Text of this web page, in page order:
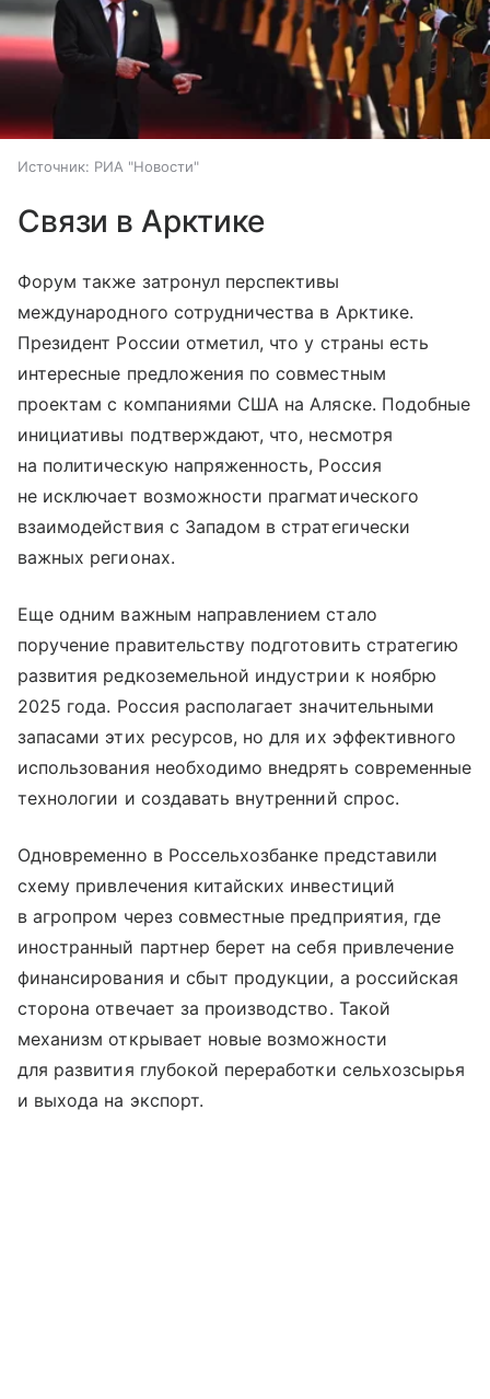
Источник: РИА "Новости"
Связи в Арктике
Форум также затронул перспективы
международного сотрудничества в Арктике.
Президент России отметил, что у страны есть
интересные предложения по совместным
проектам с компаниями США на Аляске. Подобные
инициативы подтверждают, что, несмотря
на политическую напряженность, Россия
не исключает возможности прагматического
взаимодействия с Западом в стратегически
важных регионах.
Еще одним важным направлением стало
поручение правительству подготовить стратегию
развития редкоземельной индустрии к ноябрю
2025 года. Россия располагает значительными
запасами этих ресурсов, но для их эффективного
использования необходимо внедрять современные
технологии и создавать внутренний спрос.
Одновременно в Россельхозбанке представили
схему привлечения китайских инвестиций
в агропром через совместные предприятия, где
иностранный партнер берет на себя привлечение
финансирования и сбыт продукции, а российская
сторона отвечает за производство. Такой
механизм открывает новые возможности
для развития глубокой переработки сельхозсырья
и выхода на экспорт.